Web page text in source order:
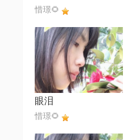
惜璟🌻
眼泪
惜璟🌻